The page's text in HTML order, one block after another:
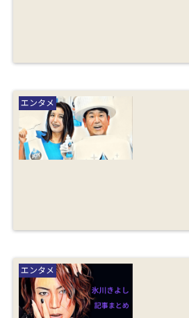
木下優樹菜 まとめ記
事
エンタメ
木下優樹菜とフジモン
の離婚理由はタピオ
カ？親権や慰謝料と養
育費も調査！
エンタメ